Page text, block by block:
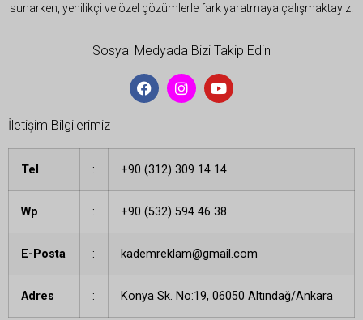
sunarken, yenilikçi ve özel çözümlerle fark yaratmaya çalışmaktayız.
Sosyal Medyada Bizi Takip Edin
İletişim Bilgilerimiz
Tel : +90 (312) 309 14 14
Wp : +90 (532) 594 46 38
E-Posta : kademreklam@gmail.com
Adres : Konya Sk. No:19, 06050 Altındağ/Ankara